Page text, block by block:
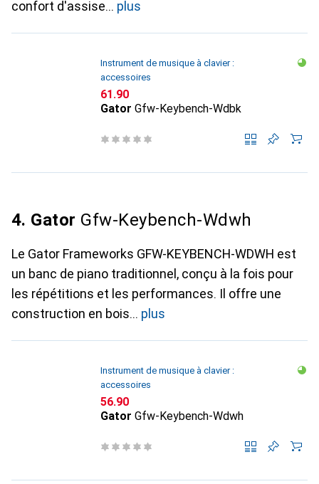
confort d'assise
plus
Instrument de musique à clavier :
accessoires
CHF
61.90
Gator Gfw-Keybench-Wdbk
4. Gator Gfw-Keybench-Wdwh
Le Gator Frameworks GFW-KEYBENCH-WDWH est
un banc de piano traditionnel, conçu à la fois pour
les répétitions et les performances. Il offre une
construction en bois
plus
Instrument de musique à clavier :
accessoires
CHF
56.90
Gator Gfw-Keybench-Wdwh